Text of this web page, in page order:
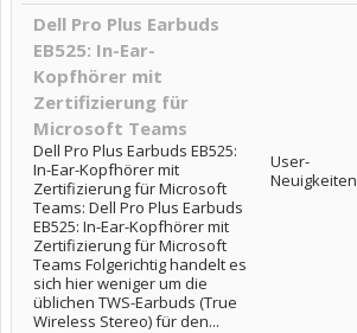
Dell Pro Plus Earbuds
EB525: In-Ear-
Kopfhörer mit
Zertifizierung für
Microsoft Teams
Dell Pro Plus Earbuds EB525:
In-Ear-Kopfhörer mit
Zertifizierung für Microsoft
Teams: Dell Pro Plus Earbuds
EB525: In-Ear-Kopfhörer mit
Zertifizierung für Microsoft
Teams Folgerichtig handelt es
sich hier weniger um die
üblichen TWS-Earbuds (True
Wireless Stereo) für den...
User-
Neuigkeiten